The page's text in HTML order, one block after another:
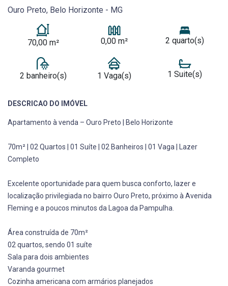
Ouro Preto, Belo Horizonte - MG
70,00 m² 0,00 m² 2 quarto(s)
2 banheiro(s) 1 Vaga(s) 1 Suite(s)
DESCRICAO DO IMÓVEL
Apartamento à venda – Ouro Preto | Belo Horizonte
70m² | 02 Quartos | 01 Suíte | 02 Banheiros | 01 Vaga | Lazer
Completo
Excelente oportunidade para quem busca conforto, lazer e
localização privilegiada no bairro Ouro Preto, próximo à Avenida
Fleming e a poucos minutos da Lagoa da Pampulha.
Área construída de 70m²
02 quartos, sendo 01 suíte
Sala para dois ambientes
Varanda gourmet
Cozinha americana com armários planejados